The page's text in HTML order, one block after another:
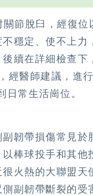
節脫臼，經復位
穩定、使不上力
續在詳細檢查下
經醫師建議，進
常生活崗位。
韌帶損傷常見於
棒球投手和其他
火熱的大聯盟天
副韌帶斷裂的受